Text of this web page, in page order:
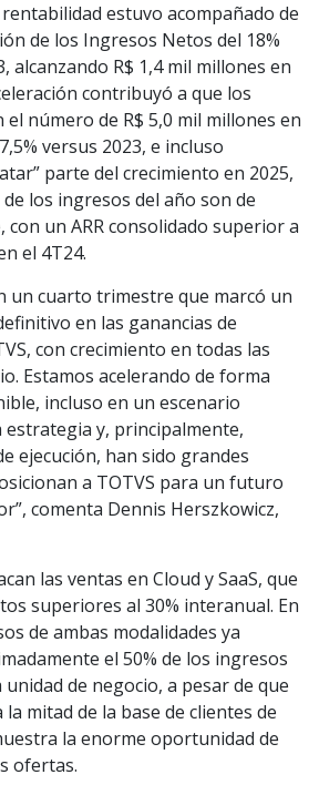
estuvo acompañado de
de los Ingresos Netos del 18%
alcanzando R$ 1,4 mil millones en
contribuyó a que los
número de R$ 5,0 mil millones en
versus 2023, e incluso
parte del crecimiento en 2025,
de los ingresos del año son de
un ARR consolidado superior a
el 4T24.
un cuarto trimestre que marcó un
en las ganancias de
con crecimiento en todas las
Estamos acelerando de forma
incluso en un escenario
y, principalmente,
ejecución, han sido grandes
a TOTVS para un futuro
comenta Dennis Herszkowicz,
las ventas en Cloud y SaaS, que
superiores al 30% interanual. En
de ambas modalidades ya
el 50% de los ingresos
de negocio, a pesar de que
mitad de la base de clientes de
la enorme oportunidad de
ofertas.